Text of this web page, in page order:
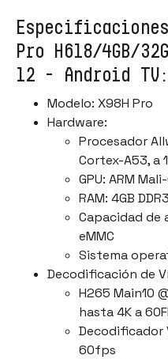
Pro H618/4GB/
12 - Android TV:
Modelo: X98H Pro
Hardware:
Procesador
Cortex-A53, a
GPU: ARM
RAM: 4GB DDR3
Capacidad de
eMMC
Sistema
Decodificación de
H265 Main10
hasta 4K a
Decodificador
60fps